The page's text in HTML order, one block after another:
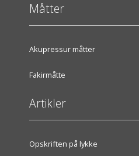
Måtter
Akupressur måtter
Fakirmåtte
Artikler
Opskriften på lykke